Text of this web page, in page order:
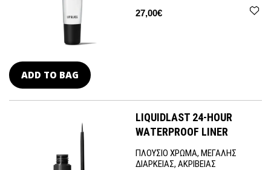
27,00€
ADD TO BAG
LIQUIDLAST 24-HOUR
WATERPROOF LINER
ΠΛΟΥΣΙΟ ΧΡΩΜΑ, ΜΕΓΑΛΗΣ
ΔΙΑΡΚΕΙΑΣ, ΑΚΡΙΒΕΙΑΣ